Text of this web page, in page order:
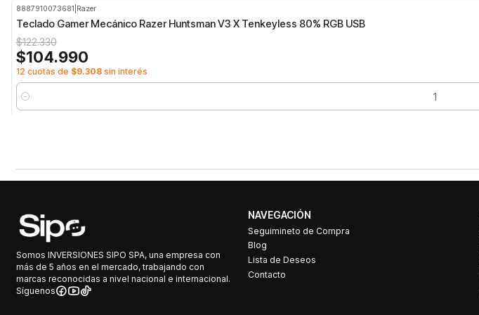
8887910073681 Razer
Teclado Gamer Mecánico Razer Huntsman V3 X Tenkeyless 80% RGB USB
$122.330
$104.990
12 cuotas de $9.308sin interés
Cantidad
Somos INVERSIONES SIPO SPA, una empresa con
más de 5 años en el mercado, trabajando con
marcas reconocidas a nivel nacional e internacional.
Síguenos
NAVEGACIÓN
Seguimineto de Compra
Blog
Lista de Deseos
Contacto